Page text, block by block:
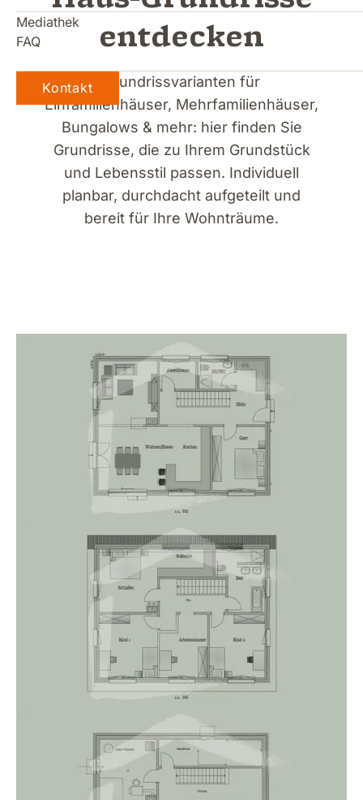
Mediathek
FAQ
Kontakt
entdecken
Grundrissvarianten für
Einfamilienhäuser, Mehrfamilienhäuser,
Bungalows & mehr: hier finden Sie
Grundrisse, die zu Ihrem Grundstück
und Lebensstil passen. Individuell
planbar, durchdacht aufgeteilt und
bereit für Ihre Wohnträume.